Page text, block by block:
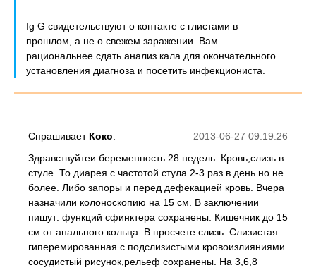
Ig G свидетельствуют о контакте с глистами в
прошлом, а не о свежем заражении. Вам
рациональнее сдать анализ кала для окончательного
установления диагноза и посетить инфекциониста.
2013-06-27 09:19:26
Спрашивает Коко:
Здравствуйтеи беременность 28 недель. Кровь,слизь в
стуле. То диарея с частотой стула 2-3 раз в день но не
более. Либо запоры и перед дефекацией кровь. Вчера
назначили колоноскопию на 15 см. В заключении
пишут: функций сфинктера сохранены. Кишечник до 15
см от анального кольца. В просчете слизь. Слизистая
гиперемированная с подслизистыми кровоизлияниями
сосудистый рисунок,рельеф сохранены. На 3,6,8